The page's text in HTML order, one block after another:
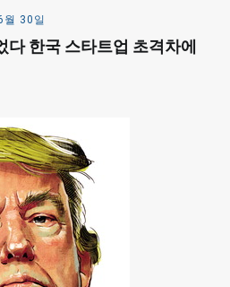
월 30일
한국 스타트업 초격차에